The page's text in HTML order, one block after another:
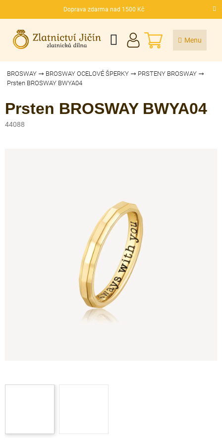
Doprava zdarma nad 1500 Kč
CZK
NÁKUPNÍ
KOŠÍK
BROSWAY BROSWAY OCELOVÉ ŠPERKY
PRSTENY BROSWAY
Prsten BROSWAY BWYA04
Prsten BROSWAY BWYA04
44088